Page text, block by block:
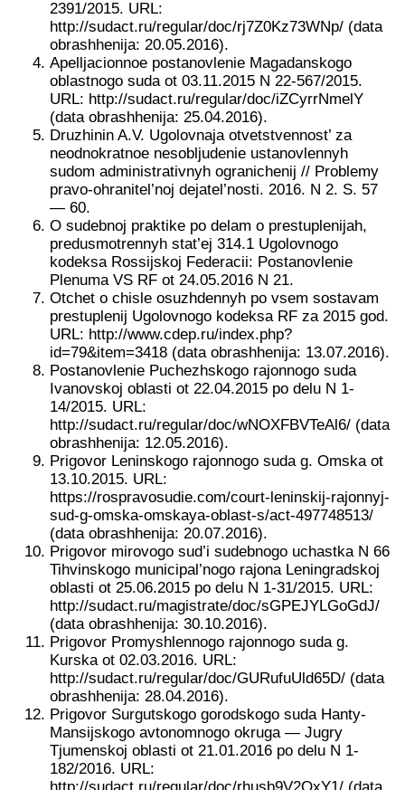
2391/2015. URL:
http://sudact.ru/regular/doc/rj7Z0Kz73WNp/ (data
obrashhenija: 20.05.2016).
Apelljacionnoe postanovlenie Magadanskogo
oblastnogo suda ot 03.11.2015 N 22-567/2015.
URL: http://sudact.ru/regular/doc/iZCyrrNmelY
(data obrashhenija: 25.04.2016).
Druzhinin A.V. Ugolovnaja otvetstvennost’ za
neodnokratnoe nesobljudenie ustanovlennyh
sudom administrativnyh ogranichenij // Problemy
pravo-ohranitel’noj dejatel’nosti. 2016. N 2. S. 57
— 60.
O sudebnoj praktike po delam o prestuplenijah,
predusmotrennyh stat’ej 314.1 Ugolovnogo
kodeksa Rossijskoj Federacii: Postanovlenie
Plenuma VS RF ot 24.05.2016 N 21.
Otchet o chisle osuzhdennyh po vsem sostavam
prestuplenij Ugolovnogo kodeksa RF za 2015 god.
URL: http://www.cdep.ru/index.php?
id=79&item=3418 (data obrashhenija: 13.07.2016).
Postanovlenie Puchezhskogo rajonnogo suda
Ivanovskoj oblasti ot 22.04.2015 po delu N 1-
14/2015. URL:
http://sudact.ru/regular/doc/wNOXFBVTeAl6/ (data
obrashhenija: 12.05.2016).
Prigovor Leninskogo rajonnogo suda g. Omska ot
13.10.2015. URL:
https://rospravosudie.com/court-leninskij-rajonnyj-
sud-g-omska-omskaya-oblast-s/act-497748513/
(data obrashhenija: 20.07.2016).
Prigovor mirovogo sud’i sudebnogo uchastka N 66
Tihvinskogo municipal’nogo rajona Leningradskoj
oblasti ot 25.06.2015 po delu N 1-31/2015. URL:
http://sudact.ru/magistrate/doc/sGPEJYLGoGdJ/
(data obrashhenija: 30.10.2016).
Prigovor Promyshlennogo rajonnogo suda g.
Kurska ot 02.03.2016. URL:
http://sudact.ru/regular/doc/GURufuUld65D/ (data
obrashhenija: 28.04.2016).
Prigovor Surgutskogo gorodskogo suda Hanty-
Mansijskogo avtonomnogo okruga — Jugry
Tjumenskoj oblasti ot 21.01.2016 po delu N 1-
182/2016. URL: